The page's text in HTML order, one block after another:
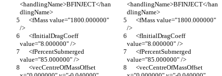
<handlingName>BFINJECT</han
dlingName>
<handlingName>BFINJECT</han
dlingName>
/>
/>
value="8.000000" />
value="8.000000" />
value="85.000000" />
value="85.000000" />